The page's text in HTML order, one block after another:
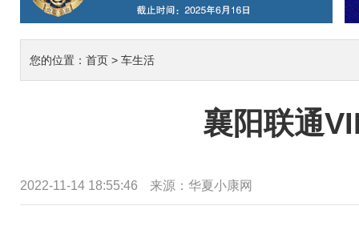
您的位置： 首页 > 车生活
襄阳联通
2022-11-14 18:55:46 来源：华夏小康网